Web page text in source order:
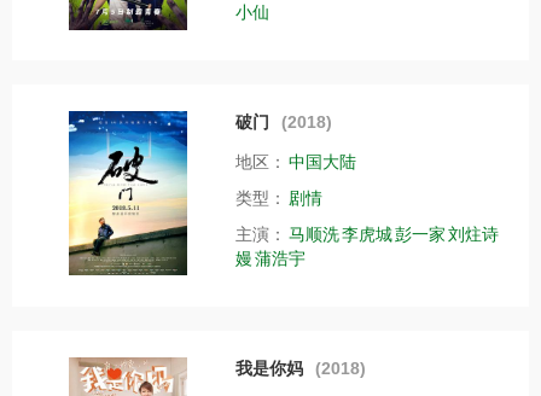
小仙
破门 (2018)
地区： 中国大陆
类型： 剧情
主演： 马顺洗李虎城彭一家刘炷诗
嫚蒲浩宇
我是你妈 (2018)